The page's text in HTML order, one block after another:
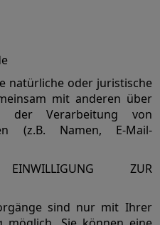
natürliche oder juristische
mit anderen über
Verarbeitung von
(z.B. Namen, E-Mail-
ZUR
sind nur mit Ihrer